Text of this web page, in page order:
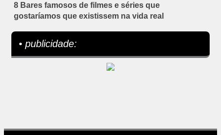
8 Bares famosos de filmes e séries que
gostaríamos que existissem na vida real
• publicidade: